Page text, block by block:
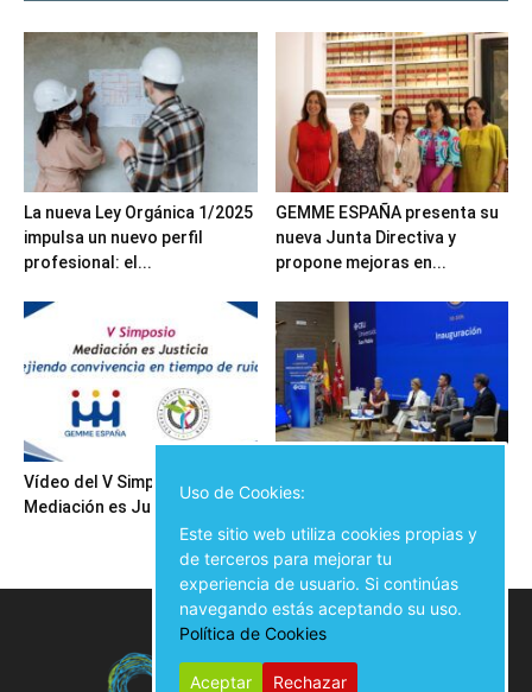
La nueva Ley Orgánica 1/2025
impulsa un nuevo perfil
profesional: el...
GEMME ESPAÑA presenta su
nueva Junta Directiva y
propone mejoras en...
Vídeo del V Simposio
Mediación es Justicia
Inauguración del V Simposio
Uso de Cookies:
Este sitio web utiliza cookies propias y
de terceros para mejorar tu
experiencia de usuario. Si continúas
navegando estás aceptando su uso.
Política de Cookies
Aceptar Rechazar